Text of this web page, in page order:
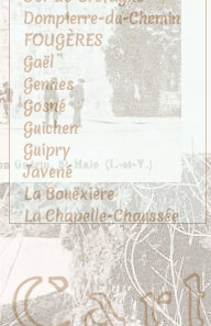
Dompierre-du-Chemin
FOUGÈRES
Gaël
Gennes
Gosné
Guichen
Guipry
Javené
La Bouëxière
La Chapelle-Chaussée
La Chapelle-des-
Fougeretz
La Gouesnière
La Rance